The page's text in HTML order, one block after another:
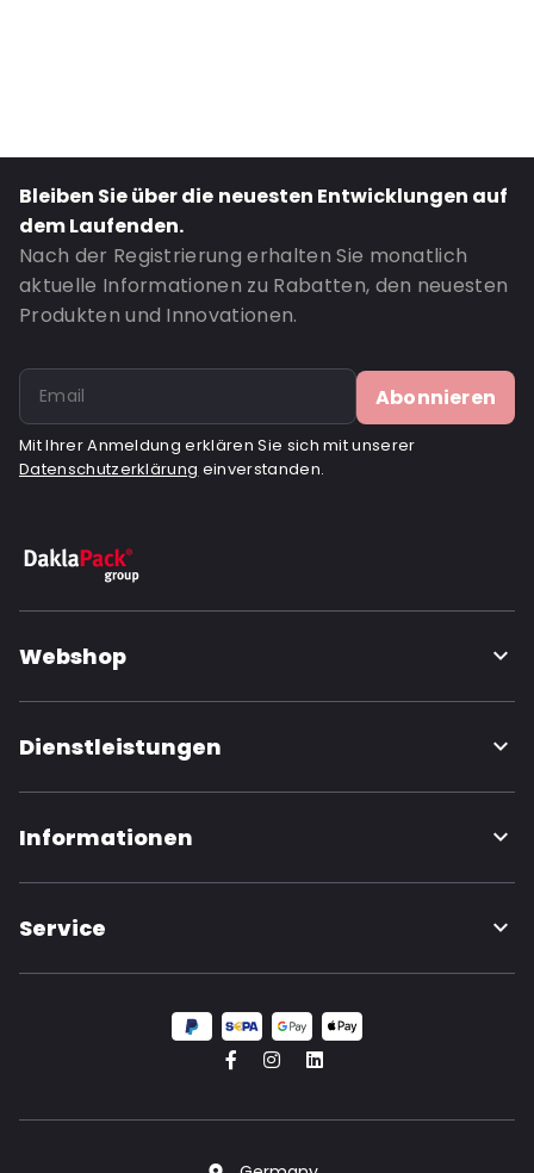
Bleiben Sie über die neuesten Entwicklungen auf
dem Laufenden.
Nach der Registrierung erhalten Sie monatlich
aktuelle Informationen zu Rabatten, den neuesten
Produkten und Innovationen.
Abonnieren
Mit Ihrer Anmeldung erklären Sie sich mit unserer
Datenschutzerklärung einverstanden.
Webshop
Dienstleistungen
Informationen
Service